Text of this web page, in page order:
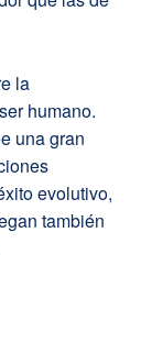
la
humano.
una gran
evolutivo,
también